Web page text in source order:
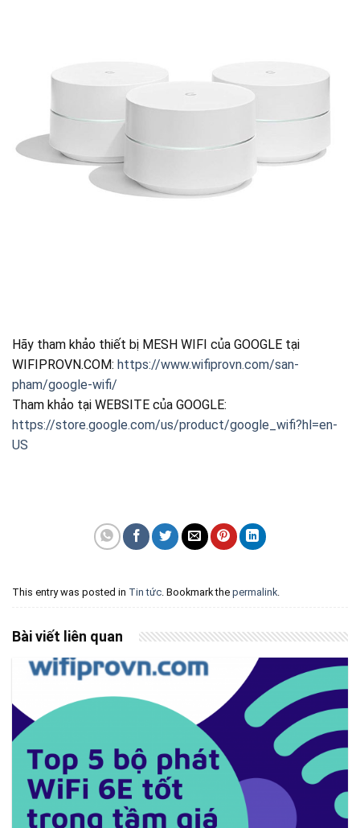
Hãy tham khảo thiết bị MESH WIFI của GOOGLE tại
WIFIPROVN.COM: https://www.wifiprovn.com/san-
pham/google-wifi/
Tham khảo tại WEBSITE của GOOGLE:
https://store.google.com/us/product/google_wifi?hl=en-
US
This entry was posted in Tin tức. Bookmark the permalink.
Bài viết liên quan